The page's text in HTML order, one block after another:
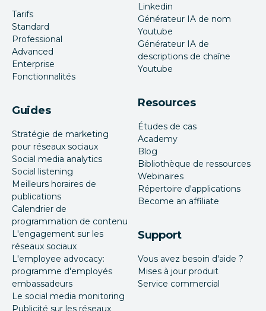
Tarifs
Standard
Professional
Advanced
Enterprise
Fonctionnalités
Guides
Stratégie de marketing
pour réseaux sociaux
Social media analytics
Social listening
Meilleurs horaires de
publications
Calendrier de
programmation de contenu
L'engagement sur les
réseaux sociaux
L'employee advocacy:
programme d'employés
embassadeurs
Le social media monitoring
Publicité sur les réseaux
Linkedin
Générateur IA de nom
Youtube
Générateur IA de
descriptions de chaîne
Youtube
Resources
Études de cas
Academy
Blog
Bibliothèque de ressources
Webinaires
Répertoire d'applications
Become an affiliate
Support
Vous avez besoin d'aide ?
Mises à jour produit
Service commercial